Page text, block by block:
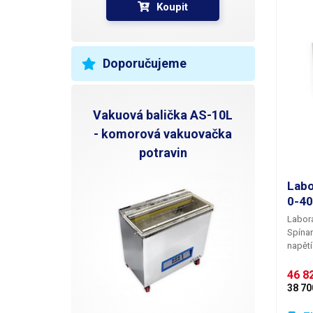
Koupit
Doporučujeme
Vakuová balička AS-10L
- komorová vakuovačka
potravin
nebo
0-
46
38